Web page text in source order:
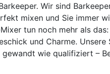
Wir sind
mixen und Sie immer
tun noch mehr als das:
und Charme. Unsere
wie qualifiziert –